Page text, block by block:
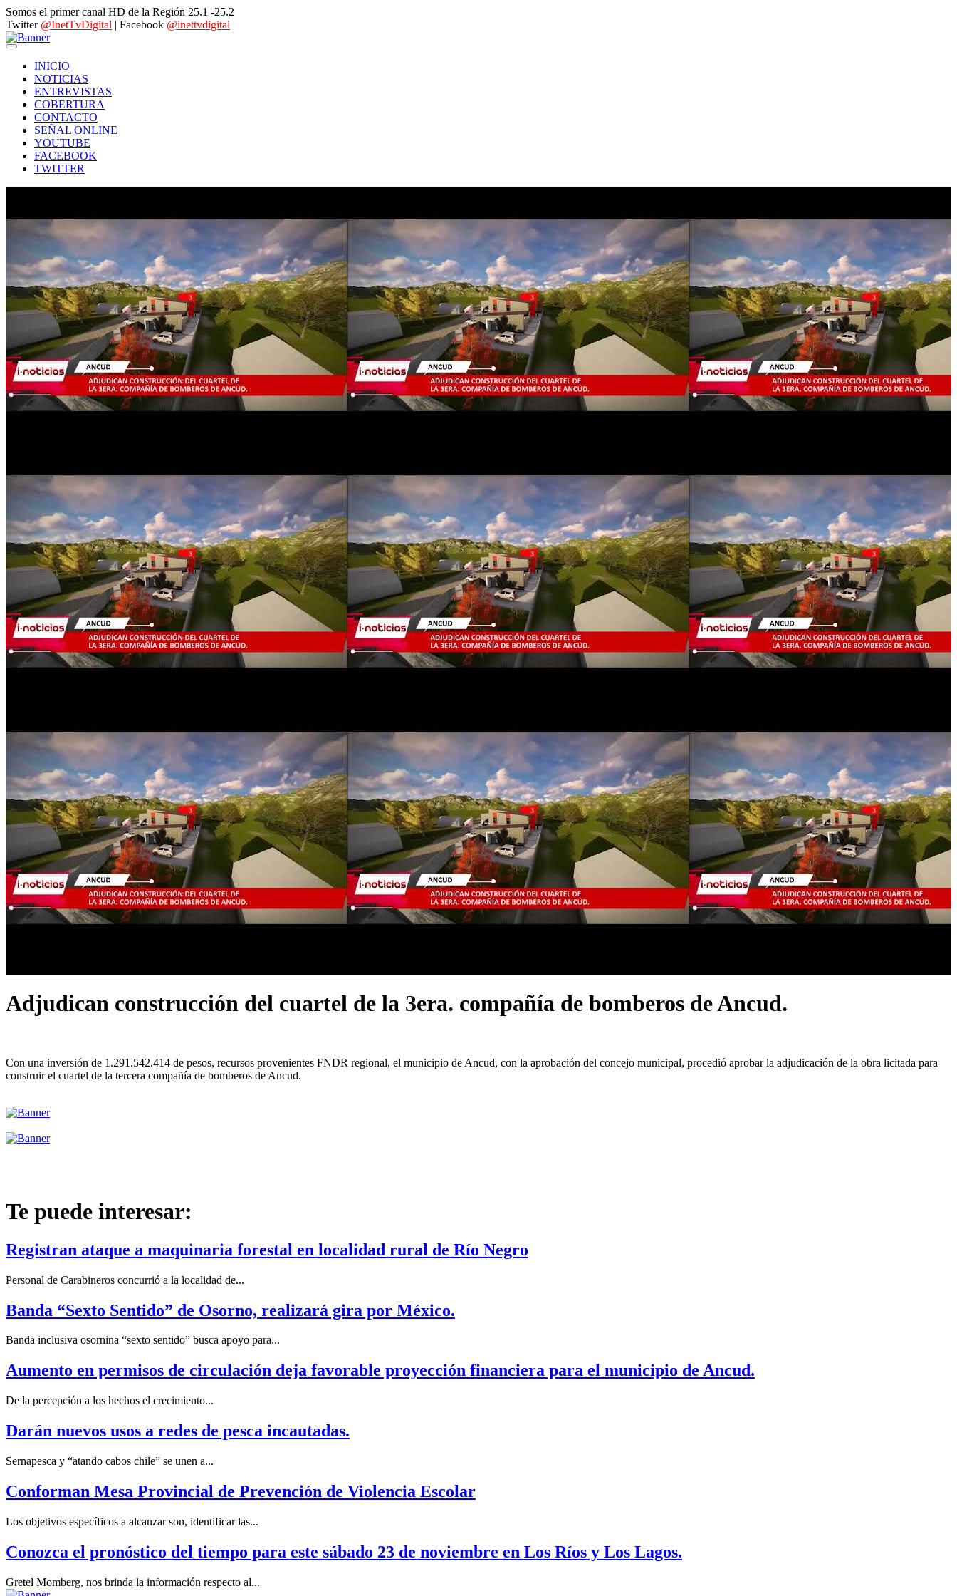
Somos el primer canal HD de la Región 25.1 -25.2
Twitter @InetTvDigital | Facebook @inettvdigital
INICIO
NOTICIAS
ENTREVISTAS
COBERTURA
CONTACTO
SEÑAL ONLINE
YOUTUBE
FACEBOOK
TWITTER
Adjudican construcción del cuartel de la 3era. compañía de bomberos de Ancud.
Con una inversión de 1.291.542.414 de pesos, recursos provenientes FNDR regional, el municipio de Ancud, con la aprobación del concejo municipal, procedió aprobar la adjudicación de la obra licitada para
construir el cuartel de la tercera compañía de bomberos de Ancud.
Te puede interesar:
Registran ataque a maquinaria forestal en localidad rural de Río Negro
Personal de Carabineros concurrió a la localidad de...
Banda “Sexto Sentido” de Osorno, realizará gira por México.
Banda inclusiva osornina “sexto sentido” busca apoyo para...
Aumento en permisos de circulación deja favorable proyección financiera para el municipio de Ancud.
De la percepción a los hechos el crecimiento...
Darán nuevos usos a redes de pesca incautadas.
Sernapesca y “atando cabos chile” se unen a...
Conforman Mesa Provincial de Prevención de Violencia Escolar
Los objetivos específicos a alcanzar son, identificar las...
Conozca el pronóstico del tiempo para este sábado 23 de noviembre en Los Ríos y Los Lagos.
Gretel Momberg, nos brinda la información respecto al...